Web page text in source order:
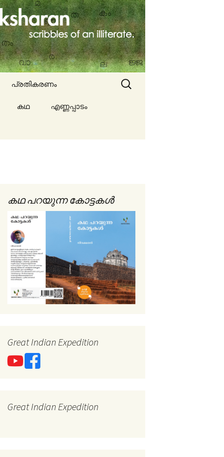
പ്രതികരണം
കഥ എണ്ണപ്പാടം
Search
for:
കഥ പറയുന്ന കോട്ടകൾ
Great Indian Expedition
Great Indian Expedition